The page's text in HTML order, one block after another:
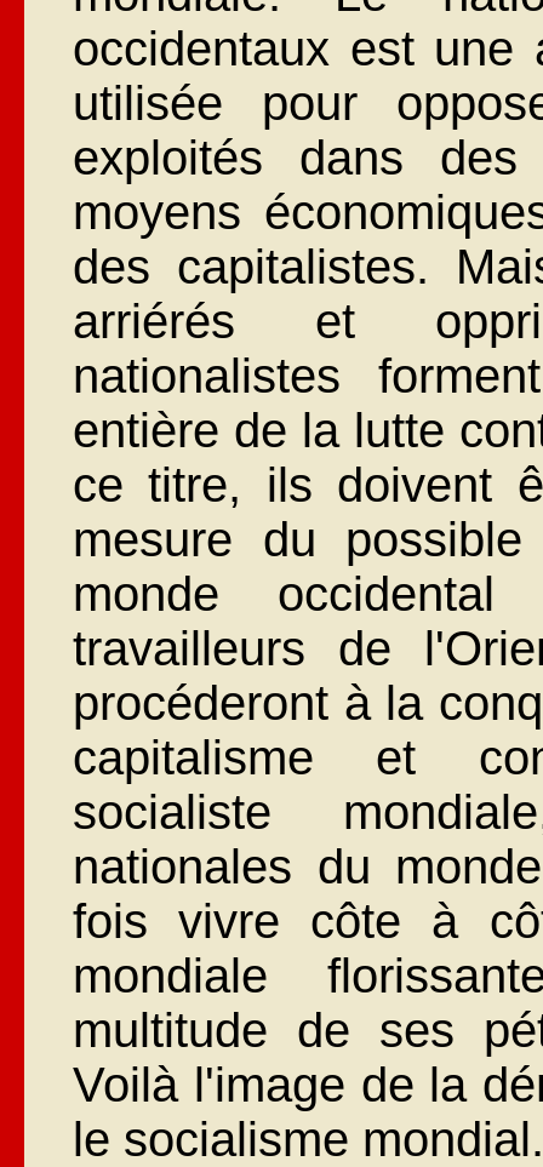
occidentaux est une
utilisée pour
exploités dans
moyens
des capitalistes.
arriérés et
nationalistes
entière de la lutte
ce titre, ils doivent
mesure du
monde
travailleurs de
procéderont à la
capitalisme et
socialiste
nationales du
fois vivre côte à
mondiale
multitude de ses
Voilà l'image de la
le socialisme mondial.